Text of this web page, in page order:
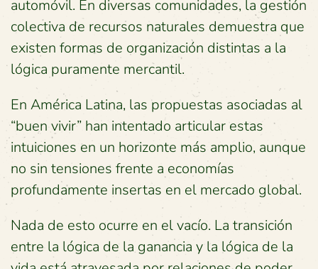
automóvil. En diversas comunidades, la gestión
colectiva de recursos naturales demuestra que
existen formas de organización distintas a la
lógica puramente mercantil.
En América Latina, las propuestas asociadas al
“buen vivir” han intentado articular estas
intuiciones en un horizonte más amplio, aunque
no sin tensiones frente a economías
profundamente insertas en el mercado global.
Nada de esto ocurre en el vacío. La transición
entre la lógica de la ganancia y la lógica de la